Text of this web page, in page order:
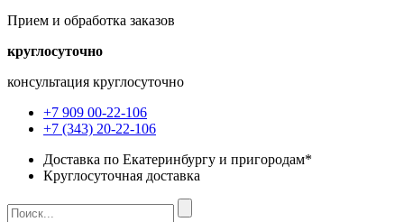
Прием и обработка заказов
круглосуточно
консультация круглосуточно
+7 909 00-22-106
+7 (343) 20-22-106
Доставка по Екатеринбургу и пригородам*
Круглосуточная доставка